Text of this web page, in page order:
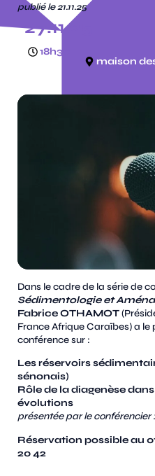
publié le 21.11.25
27.11.25
18h30
maison
Dans le cadre de la série de
Sédimentologie et
Fabrice OTHAMOT
France Afrique Caraïbes) a le
conférence sur :
Les réservoirs
sénonais)
Rôle de la diagenèse
évolutions
présentée par le conférencier
Réservation possible au
20 42